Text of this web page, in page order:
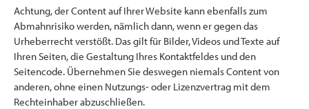
Achtung, der Content auf Ihrer Website kann ebenfalls zum
Abmahnrisiko werden, nämlich dann, wenn er gegen das
Urheberrecht verstößt. Das gilt für Bilder, Videos und Texte auf
Ihren Seiten, die Gestaltung Ihres Kontaktfeldes und den
Seitencode. Übernehmen Sie deswegen niemals Content von
anderen, ohne einen Nutzungs- oder Lizenzvertrag mit dem
Rechteinhaber abzuschließen.